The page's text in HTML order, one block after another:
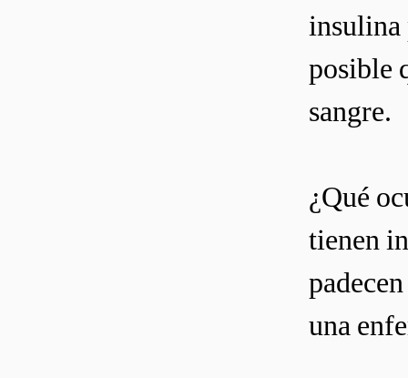
insulina
posible
sangre.
¿Qué
tienen
una